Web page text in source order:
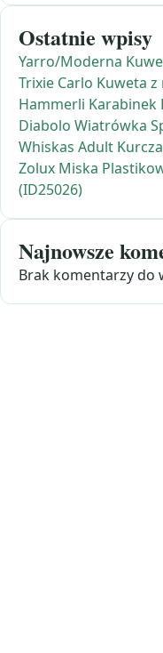
Ostatnie wpisy
Yarro/Moderna
Trixie Carlo Kuweta z
Hammerli Karabinek
Diabolo Wiatrówka
Whiskas Adult
Zolux Miska
(ID25026)
Najnowsze
Brak komentarzy do